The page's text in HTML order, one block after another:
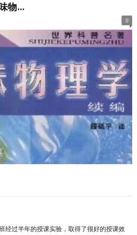
物...
0
经过半年的授课实验，取得了很好的授课效